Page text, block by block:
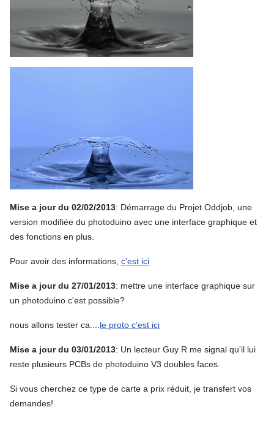
Mise a jour du 02/02/2013: Démarrage du Projet Oddjob, une
version modifiée du photoduino avec une interface graphique et
des fonctions en plus.
Pour avoir des informations, c'est ici
Mise a jour du 27/01/2013: mettre une interface graphique sur
un photoduino c'est possible?
nous allons tester ca.... le proto c'est ici
Mise a jour du 03/01/2013: Un lecteur Guy R me signal qu'il lui
reste plusieurs PCBs de photoduino V3 doubles faces.
Si vous cherchez ce type de carte a prix réduit, je transfert vos
demandes!